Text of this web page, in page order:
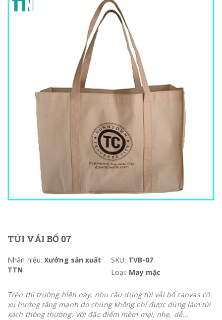
TÚI VẢI BỐ 07
Nhãn hiệu: Xưởng sản xuất
TTN
SKU: TVB-07
Loại: May mặc
Trên thị trường hiện nay, nhu cầu dùng túi vải bố canvas có
xu hướng tăng mạnh do chúng không chỉ được dùng làm túi
xách thông thường. Với đặc điểm mềm mại, nhẹ, dễ...